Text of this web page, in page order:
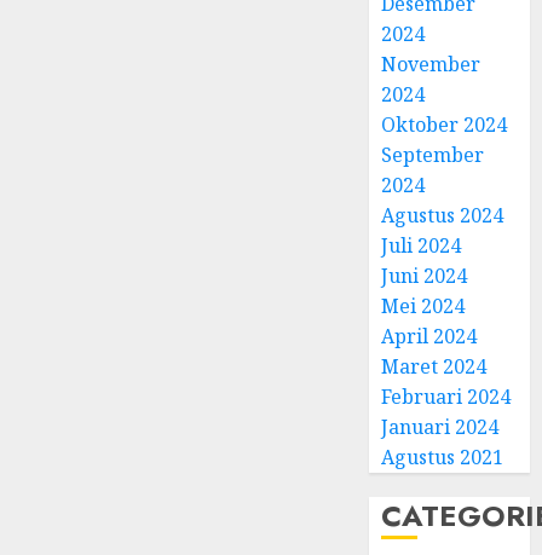
2024
November
2024
Oktober 2024
September
2024
Agustus 2024
Juli 2024
Juni 2024
Mei 2024
April 2024
Maret 2024
Februari 2024
Januari 2024
Agustus 2021